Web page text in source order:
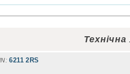
6211 2RS